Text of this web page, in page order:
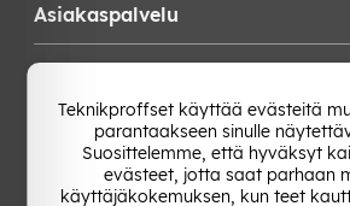
Asiakaspalvelu
Vaihda Maa
Teknikproffset käyttää evästeitä
parantaakseen sinulle
Suosittelemme, että hyväksyt
evästeet, jotta saat parhaan
käyttäjäkokemuksen, kun teet